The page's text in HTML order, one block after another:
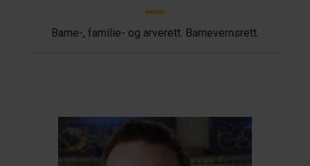
Barne-, familie- og arverett. Barnevernsrett.